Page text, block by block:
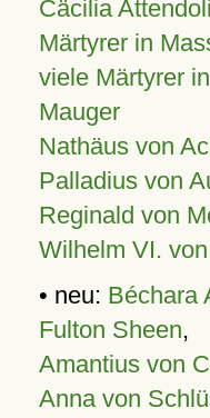
Cäcilia
Märtyrer in
viele Märtyrer
Mauger
Nathäus von
Palladius von
Reginald von
Wilhelm VI.
• neu: Béchara
Fulton Sheen,
Amantius von
Anna von